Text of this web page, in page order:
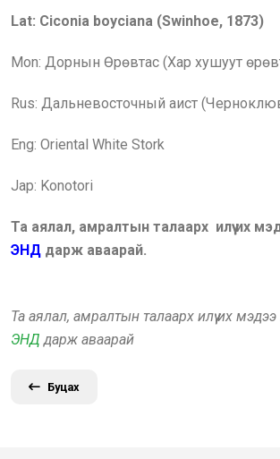
Lat: Ciconia boyciana (Swinhoe, 1873)
Mon: Дорнын Өрөвтас (Хар хушуут
Rus: Дальневосточный аист
Eng: Oriental White Stork
Jap: Konotori
Та аялал, амралтын талаарх илүү их
ЭНД дарж аваарай.
Та аялал, амралтын талаарх илүү их
ЭНД дарж аваарай
Буцах